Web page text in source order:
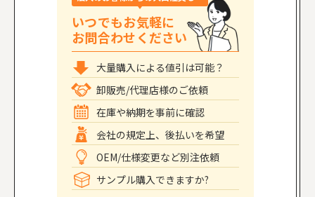
いつでもお気軽に
お問合わせください
大量購入による値引は可能？
卸販売/代理店様のご依頼
在庫や納期を事前に確認
会社の規定上、後払いを希望
OEM/仕様変更など別注依頼
サンプル購入できますか?